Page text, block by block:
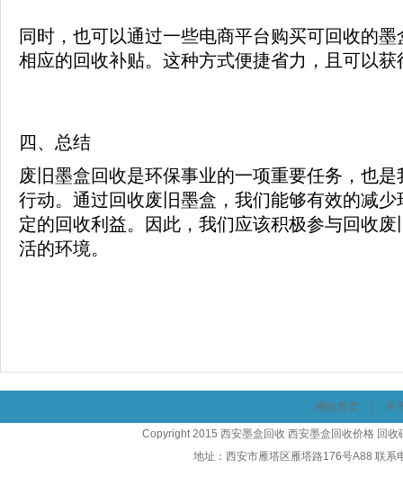
同时，也可以通过一些电商平台购买可回收的
相应的回收补贴。这种方式便捷省力，且可以获
四、总结
废旧墨盒回收是环保事业的一项重要任务，也
行动。通过回收废旧墨盒，我们能够有效的减
定的回收利益。因此，我们应该积极参与回收
活的环境。
网站首页 关
Copyright 2015 西安墨盒回收 西安墨盒回收价格 回
地址：西安市雁塔区雁塔路176号A88 联